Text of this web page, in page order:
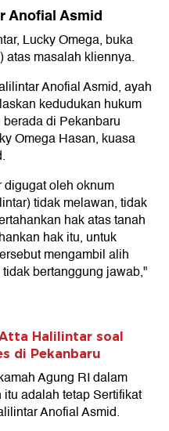
Anofial Asmid
Lucky Omega, buka
atas masalah kliennya.
Anofial Asmid, ayah
kedudukan hukum
di Pekanbaru
Omega Hasan, kuasa
oleh oknum
tidak melawan, tidak
hak atas tanah
hak itu, untuk
mengambil alih
bertanggung jawab,"
Halilintar soal
di Pekanbaru
Agung RI dalam
adalah tetap Sertifikat
Anofial Asmid.